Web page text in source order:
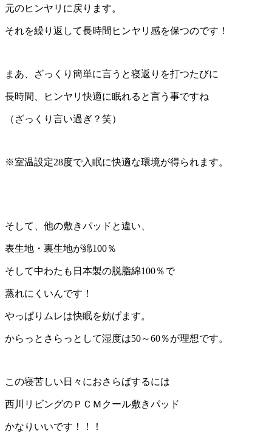
元のヒンヤリに戻ります。
それを繰り返して長時間ヒンヤリ感を保つのです！
まあ、ざっくり簡単に言うと寝返りを打つたびに
長時間、ヒンヤリ快適に眠れると言う事ですね
（ざっくり言い過ぎ？笑）
※室温設定28度で入眠に快適な環境が得られます。
そして、他の敷きパッドと違い、
表生地・裏生地が綿100％
そして中わたも日本製の脱脂綿100％で
蒸れにくいんです！
やっぱりムレは快眠を妨げます。
からっとさらっとして湿度は50～60％が理想です。
この寝苦しい日々におさらばするには
西川リビングのＰＣＭクール敷きパッド
かなりいいです！！！